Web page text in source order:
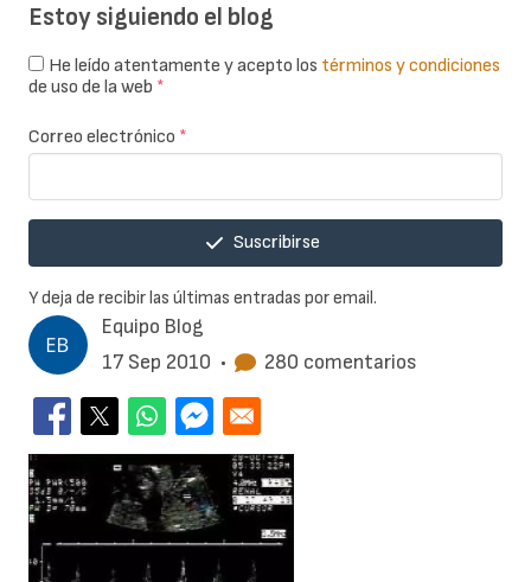
Equipo Blog
17 Sep 2010 • 280 comentarios
Estoy siguiendo el blog
He leído atentamente y acepto los términos y condiciones
de uso de la web *
Correo electrónico *
Suscribirse
Y deja de recibir las últimas entradas por email.